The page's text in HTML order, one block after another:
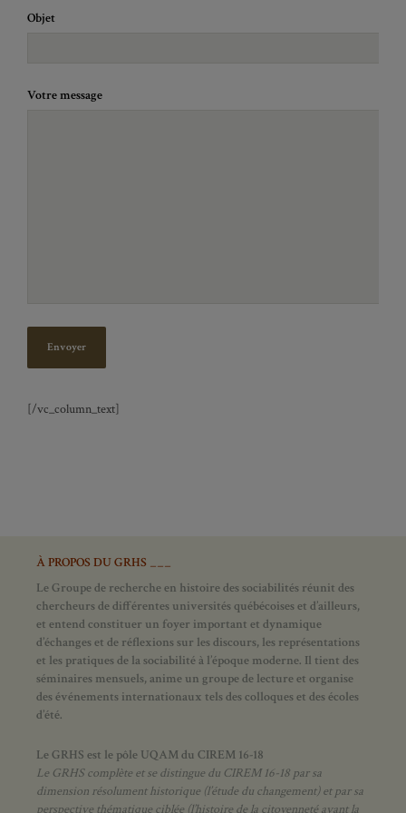
Objet
Votre message
[/vc_column_text]
À PROPOS DU GRHS ___
Le Groupe de recherche en histoire des sociabilités réunit des
chercheurs de différentes universités québécoises et d’ailleurs,
et entend constituer un foyer important et dynamique
d’échanges et de réflexions sur les discours, les représentations
et les pratiques de la sociabilité à l’époque moderne. Il tient des
séminaires mensuels, anime un groupe de lecture et organise
des événements internationaux tels des colloques et des écoles
d’été.
Le GRHS est le pôle UQAM du CIREM 16-18
Le GRHS complète et se distingue du CIREM 16-18 par sa
dimension résolument historique (l’étude du changement) et par sa
perspective thématique ciblée (l’histoire de la citoyenneté avant la